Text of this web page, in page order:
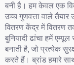
बनी है। हम केवल एक
उच्च गुणवत्ता वाले
वितरण केंद्र में वितरण
बुनियादी ढांचा हमें
बनाती है, जो प्रत्येक
करते हैं। ब्रांड हमारे